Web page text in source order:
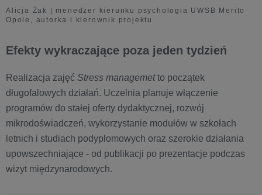
Alicja Żak | menedżer kierunku psychologia UWSB Merito
Opole, autorka i kierownik projektu
Efekty wykraczające poza jeden tydzień
Realizacja zajęć Stress managemetto początek
długofalowych działań. Uczelnia planuje włączenie
programów do stałej oferty dydaktycznej, rozwój
mikrodoświadczeń, wykorzystanie modułów w szkołach
letnich i studiach podyplomowych oraz szerokie działania
upowszechniające - od publikacji po prezentacje podczas
wizyt międzynarodowych.